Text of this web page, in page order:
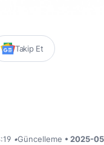
Takip Et
•Güncelleme • 2025-